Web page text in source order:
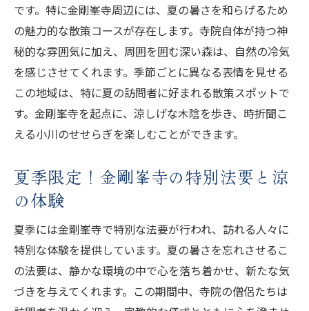
です。特に金剛峯寺周辺には、夏の暑さを和らげるため
の魅力的な散策コースが存在します。寺院自体が持つ神
秘的な雰囲気に加え、周囲を囲む深い森は、自然の冷気
を感じさせてくれます。季節ごとに異なる表情を見せる
この地域は、特に夏の訪問者に好まれる散策スポットで
す。金剛峯寺を起点に、涼しげな木陰を歩き、時折聞こ
える小川のせせらぎを楽しむことができます。
夏季限定！金剛峯寺の特別法要と涼
の体験
夏季には金剛峯寺で特別な法要が行われ、訪れる人々に
特別な体験を提供しています。夏の暑さを忘れさせるこ
の法要は、静かな環境の中で心を落ち着かせ、新たな気
づきを与えてくれます。この期間中、寺院の僧侶たちは